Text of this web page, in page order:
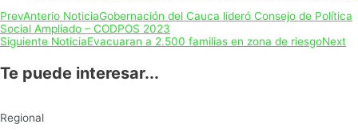
PrevAnterio NoticiaGobernación del Cauca lideró Consejo de Política
Social Ampliado – CODPOS 2023
Siguiente NoticiaEvacuaran a 2.500 familias en zona de riesgoNext
Te puede interesar...
Regional